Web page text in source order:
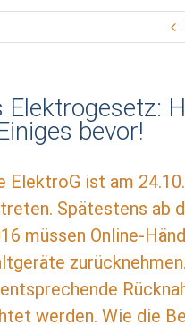
Elektrogesetz:
bevor!
ElektroG ist am
Spätestens ab
müssen Online-
werden. Wie die